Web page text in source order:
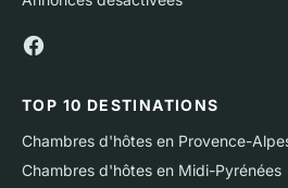
TOP 10 DESTINATIONS
Chambres d'hôtes en Provence-
Chambres d'hôtes en Midi-Pyrénées